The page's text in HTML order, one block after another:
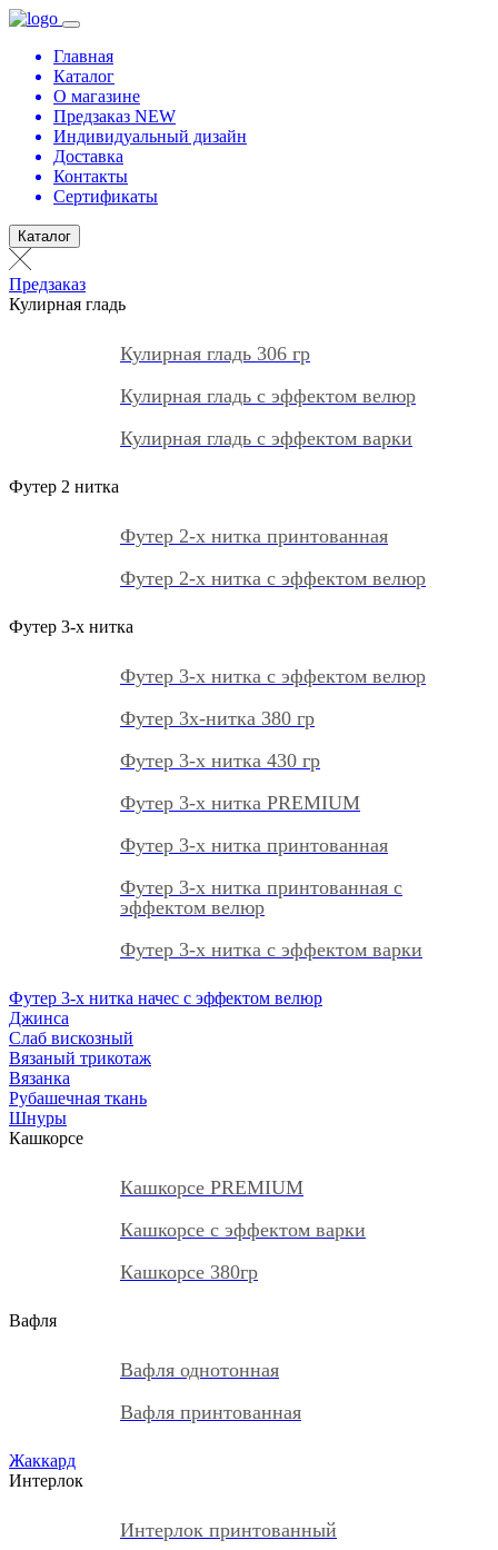
Главная
Каталог
О магазине
Предзаказ NEW
Индивидуальный дизайн
Доставка
Контакты
Сертификаты
Каталог
Предзаказ
Кулирная гладь
Кулирная гладь 306 гр
Кулирная гладь с эффектом велюр
Кулирная гладь с эффектом варки
Футер 2 нитка
Футер 2-х нитка принтованная
Футер 2-х нитка с эффектом велюр
Футер 3-х нитка
Футер 3-х нитка с эффектом велюр
Футер 3х-нитка 380 гр
Футер 3-х нитка 430 гр
Футер 3-х нитка PREMIUM
Футер 3-х нитка принтованная
Футер 3-х нитка принтованная с
эффектом велюр
Футер 3-х нитка с эффектом варки
Футер 3-х нитка начес с эффектом велюр
Джинса
Слаб вискозный
Вязаный трикотаж
Вязанка
Рубашечная ткань
Шнуры
Кашкорсе
Кашкорсе PREMIUM
Кашкорсе с эффектом варки
Кашкорсе 380гр
Вафля
Вафля однотонная
Вафля принтованная
Жаккард
Интерлок
Интерлок принтованный